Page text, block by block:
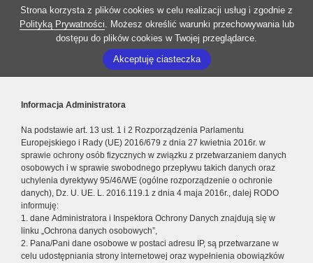
Strona korzysta z plików cookies w celu realizacji usług i zgodnie z
Polityką Prywatności. Możesz określić warunki przechowywania lub
dostępu do plików cookies w Twojej przeglądarce.
Akceptuję ciasteczka
Informacja Administratora
Na podstawie art. 13 ust. 1 i 2 Rozporządzenia Parlamentu
Europejskiego i Rady (UE) 2016/679 z dnia 27 kwietnia 2016r. w
sprawie ochrony osób fizycznych w związku z przetwarzaniem danych
osobowych i w sprawie swobodnego przepływu takich danych oraz
uchylenia dyrektywy 95/46/WE (ogólne rozporządzenie o ochronie
danych), Dz. U. UE. L. 2016.119.1 z dnia 4 maja 2016r., dalej RODO
informuję:
1. dane Administratora i Inspektora Ochrony Danych znajdują się w
linku „Ochrona danych osobowych”,
2. Pana/Pani dane osobowe w postaci adresu IP, są przetwarzane w
celu udostępniania strony internetowej oraz wypełnienia obowiązków